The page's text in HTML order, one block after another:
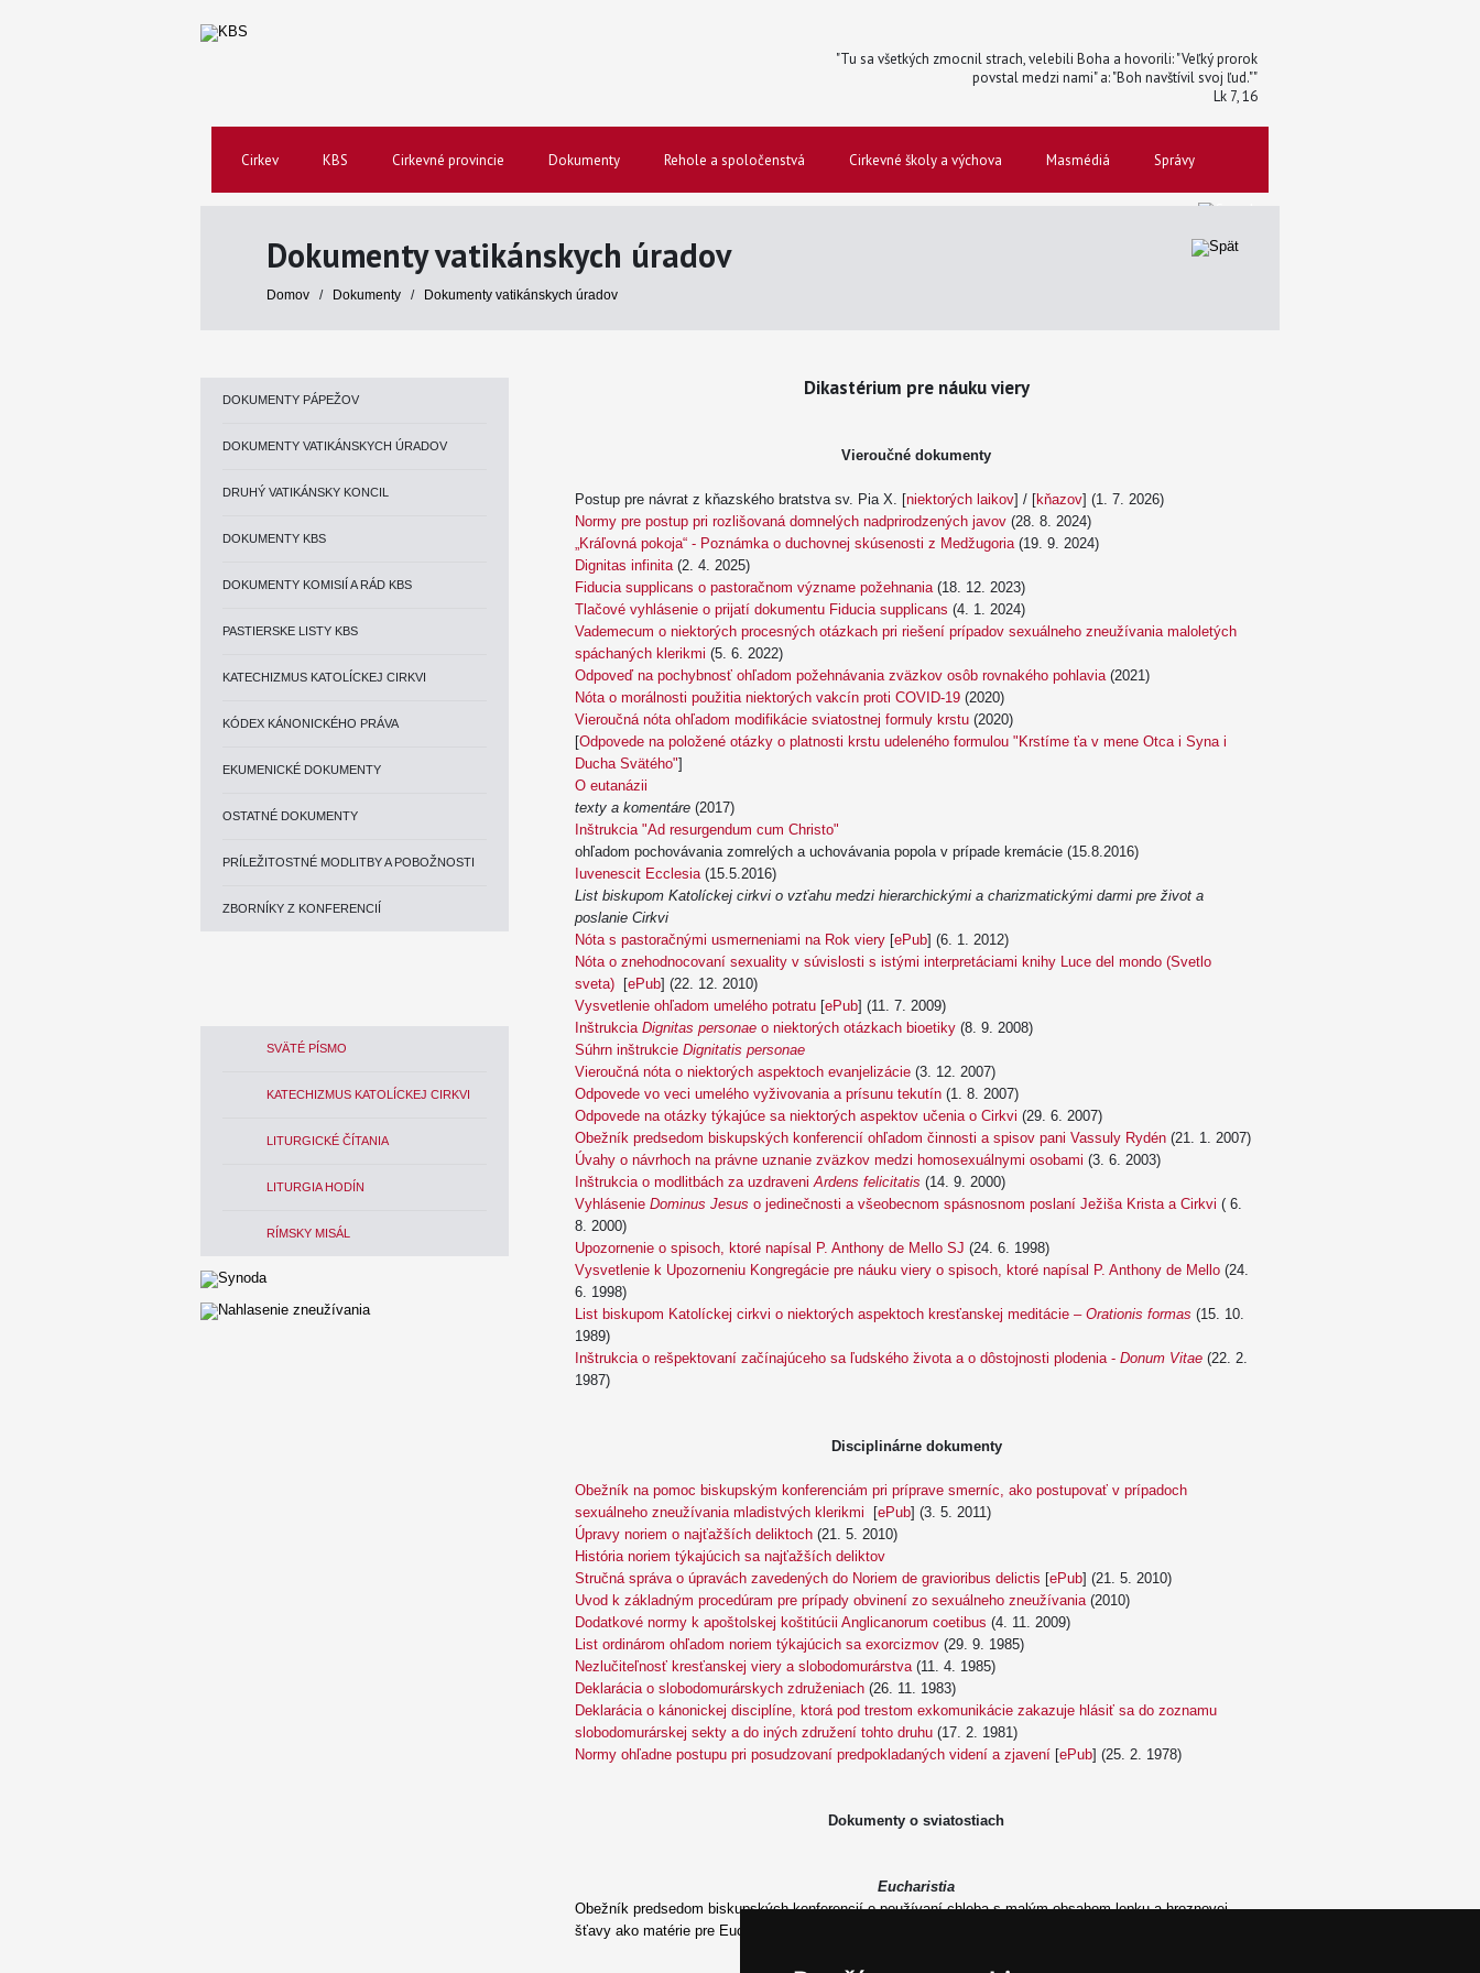
"Tu sa všetkých zmocnil strach, velebili Boha a hovorili: "Veľký prorok
povstal medzi nami" a: "Boh navštívil svoj ľud.""
Lk 7, 16
Cirkev KBS Cirkevné provincie Dokumenty Rehole a spoločenstvá Cirkevné školy a výchova Masmédiá Správy
Dokumenty vatikánskych úradov
Domov / Dokumenty / Dokumenty vatikánskych úradov
DOKUMENTY PÁPEŽOV
DOKUMENTY VATIKÁNSKYCH ÚRADOV
DRUHÝ VATIKÁNSKY KONCIL
DOKUMENTY KBS
DOKUMENTY KOMISIÍ A RÁD KBS
PASTIERSKE LISTY KBS
KATECHIZMUS KATOLÍCKEJ CIRKVI
KÓDEX KÁNONICKÉHO PRÁVA
EKUMENICKÉ DOKUMENTY
OSTATNÉ DOKUMENTY
PRÍLEŽITOSTNÉ MODLITBY A POBOŽNOSTI
ZBORNÍKY Z KONFERENCIÍ
SVÄTÉ PÍSMO
KATECHIZMUS KATOLÍCKEJ CIRKVI
LITURGICKÉ ČÍTANIA
LITURGIA HODÍN
RÍMSKY MISÁL
Dikastérium pre náuku viery
Vieroučné dokumenty
Postup pre návrat z kňazského bratstva sv. Pia X. [niektorých laikov] / [kňazov] (1. 7. 2026)
Normy pre postup pri rozlišovaná domnelých nadprirodzených javov (28. 8. 2024)
„Kráľovná pokoja“ - Poznámka o duchovnej skúsenosti z Medžugoria(19. 9. 2024)
Dignitas infinita(2. 4. 2025)
Fiducia supplicans o pastoračnom význame požehnania(18. 12. 2023)
Tlačové vyhlásenie o prijatí dokumentu Fiducia supplicans (4. 1. 2024)
Vademecum o niektorých procesných otázkach pri riešení prípadov sexuálneho zneužívania maloletých
spáchaných klerikmi (5. 6. 2022)
Odpoveď na pochybnosť ohľadom požehnávania zväzkov osôb rovnakého pohlavia(2021)
Nóta o morálnosti použitia niektorých vakcín proti COVID-19 (2020)
Vieroučná nóta ohľadom modifikácie sviatostnej formuly krstu (2020)
[Odpovede na položené otázky o platnosti krstu udeleného formulou "Krstíme ťa v mene Otca i Syna i
Ducha Svätého"]
O eutanázii
texty a komentáre (2017)
Inštrukcia "Ad resurgendum cum Christo"
ohľadom pochovávania zomrelých a uchovávania popola v prípade kremácie (15.8.2016)
Iuvenescit Ecclesia(15.5.2016)
List biskupom Katolíckej cirkvi o vzťahu medzi hierarchickými a charizmatickými darmi pre život a
poslanie Cirkvi
Nóta s pastoračnými usmerneniami na Rok viery [ePub] (6. 1. 2012)
Nóta o znehodnocovaní sexuality v súvislosti s istými interpretáciami knihy Luce del mondo (Svetlo
sveta) [ePub] (22. 12. 2010)
Vysvetlenie ohľadom umelého potratu [ePub] (11. 7. 2009)
Inštrukcia Dignitas personae o niektorých otázkach bioetiky (8. 9. 2008)
Súhrn inštrukcie Dignitatis personae
Vieroučná nóta o niektorých aspektoch evanjelizácie (3. 12. 2007)
Odpovede vo veci umelého vyživovania a prísunu tekutín (1. 8. 2007)
Odpovede na otázky týkajúce sa niektorých aspektov učenia o Cirkvi (29. 6. 2007)
Obežník predsedom biskupských konferencií ohľadom činnosti a spisov pani Vassuly Rydén (21. 1. 2007)
Úvahy o návrhoch na právne uznanie zväzkov medzi homosexuálnymi osobami (3. 6. 2003)
Inštrukcia o modlitbách za uzdraveniArdens felicitatis (14. 9. 2000)
Vyhlásenie Dominus Jesus o jedinečnosti a všeobecnom spásnosnom poslaní Ježiša Krista a Cirkvi ( 6.
8. 2000)
Upozornenie o spisoch, ktoré napísal P. Anthony de Mello SJ (24. 6. 1998)
Vysvetlenie k Upozorneniu Kongregácie pre náuku viery o spisoch, ktoré napísal P. Anthony de Mello (24.
6. 1998)
List biskupom Katolíckej cirkvi o niektorých aspektoch kresťanskej meditácie – Orationis formas (15. 10.
1989)
Inštrukcia o rešpektovaní začínajúceho sa ľudského života a o dôstojnosti plodenia - Donum Vitae (22. 2.
1987)
Disciplinárne dokumenty
Obežník na pomoc biskupským konferenciám pri príprave smerníc, ako postupovať v prípadoch
sexuálneho zneužívania mladistvých klerikmi [ePub] (3. 5. 2011)
Úpravy noriem o najťažších deliktoch (21. 5. 2010)
História noriem týkajúcich sa najťažších deliktov
Stručná správa o úpravách zavedených do Noriem de gravioribus delictis [ePub] (21. 5. 2010)
Uvod k základným procedúram pre prípady obvinení zo sexuálneho zneužívania(2010)
Dodatkové normy k apoštolskej koštitúcii Anglicanorum coetibus (4. 11. 2009)
List ordinárom ohľadom noriem týkajúcich sa exorcizmov (29. 9. 1985)
Nezlučiteľnosť kresťanskej viery a slobodomurárstva(11. 4. 1985)
Deklarácia o slobodomurárskych združeniach (26. 11. 1983)
Deklarácia o kánonickej disciplíne, ktorá pod trestom exkomunikácie zakazuje hlásiť sa do zoznamu
slobodomurárskej sekty a do iných združení tohto druhu (17. 2. 1981)
Normy ohľadne postupu pri posudzovaní predpokladaných videní a zjavení [ePub] (25. 2. 1978)
Dokumenty o sviatostiach
Eucharistia
Obežník predsedom biskupských konferencií opoužívaní chleba s malým obsahom lepku a hroznovej
šťavy ako matérie pre Eucharistiu